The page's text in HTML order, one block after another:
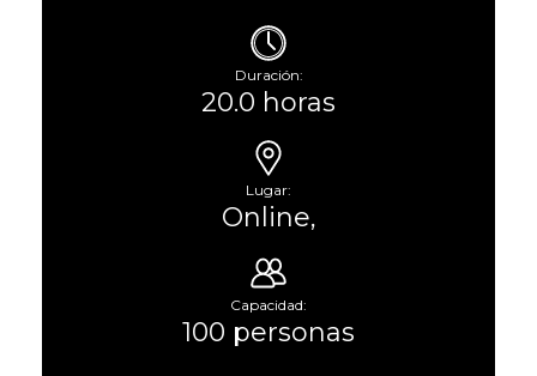
Duración:
20.0 horas
Lugar:
Online,
Capacidad:
100 personas